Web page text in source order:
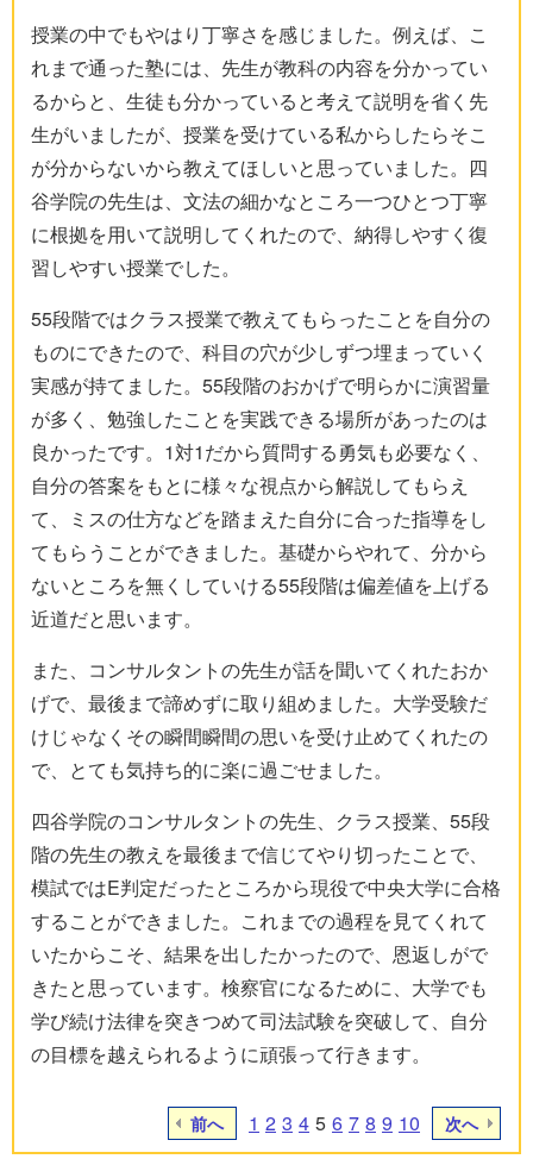
授業の中でもやはり丁寧さを感じました。例えば、こ
れまで通った塾には、先生が教科の内容を分かってい
るからと、生徒も分かっていると考えて説明を省く先
生がいましたが、授業を受けている私からしたらそこ
が分からないから教えてほしいと思っていました。四
谷学院の先生は、文法の細かなところ一つひとつ丁寧
に根拠を用いて説明してくれたので、納得しやすく復
習しやすい授業でした。
55段階ではクラス授業で教えてもらったことを自分の
ものにできたので、科目の穴が少しずつ埋まっていく
実感が持てました。55段階のおかげで明らかに演習量
が多く、勉強したことを実践できる場所があったのは
良かったです。1対1だから質問する勇気も必要なく、
自分の答案をもとに様々な視点から解説してもらえ
て、ミスの仕方などを踏まえた自分に合った指導をし
てもらうことができました。基礎からやれて、分から
ないところを無くしていける55段階は偏差値を上げる
近道だと思います。
また、コンサルタントの先生が話を聞いてくれたおか
げで、最後まで諦めずに取り組めました。大学受験だ
けじゃなくその瞬間瞬間の思いを受け止めてくれたの
で、とても気持ち的に楽に過ごせました。
四谷学院のコンサルタントの先生、クラス授業、55段
階の先生の教えを最後まで信じてやり切ったことで、
模試ではE判定だったところから現役で中央大学に合格
することができました。これまでの過程を見てくれて
いたからこそ、結果を出したかったので、恩返しがで
きたと思っています。検察官になるために、大学でも
学び続け法律を突きつめて司法試験を突破して、自分
の目標を越えられるように頑張って行きます。
前へ 1 2 3 4 5 6 7 8 9 10 次へ